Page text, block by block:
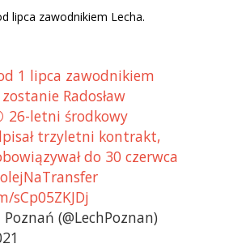
lipca zawodnikiem Lecha.
1 lipca zawodnikiem
Radosław
26-letni środkowy
trzyletni kontrakt,
do 30 czerwca
sCp05ZKJDj
(@LechPoznan)